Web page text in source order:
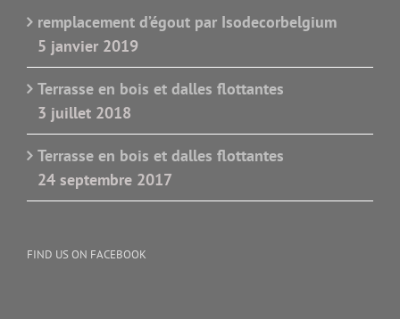
remplacement d’égout par Isodecorbelgium
5 janvier 2019
Terrasse en bois et dalles flottantes
3 juillet 2018
Terrasse en bois et dalles flottantes
24 septembre 2017
FIND US ON FACEBOOK